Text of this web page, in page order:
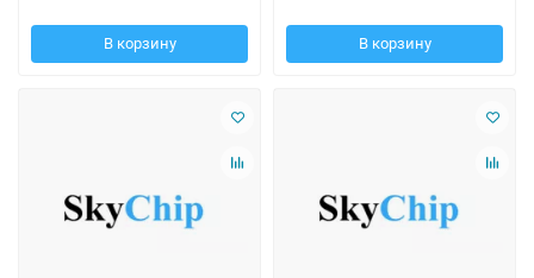
В корзину В корзину